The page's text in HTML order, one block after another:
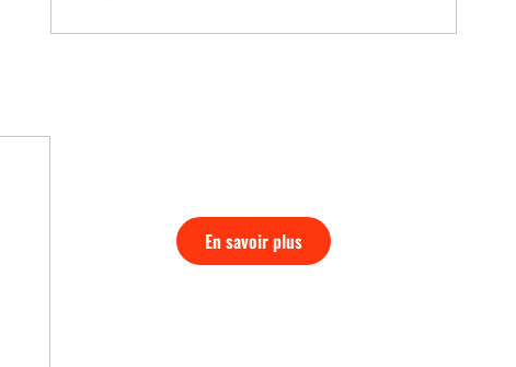
En savoir plus